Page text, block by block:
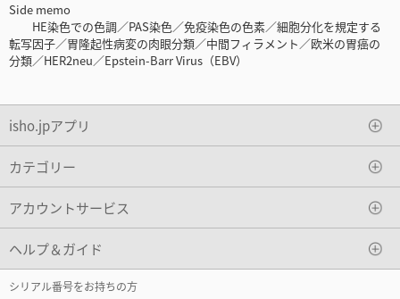
Side memo
HE染色での色調／PAS染色／免疫染色の色素／細胞分化を規定する
転写因子／胃隆起性病変の肉眼分類／中間フィラメント／欧米の胃癌の
分類／HER2neu／Epstein-Barr Virus（EBV）
isho.jpアプリ
カテゴリー
アカウントサービス
ヘルプ＆ガイド
シリアル番号をお持ちの方